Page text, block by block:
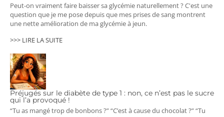
Peut-on vraiment faire baisser sa glycémie naturellement ? C'est une
question que je me pose depuis que mes prises de sang montrent
une nette amélioration de ma glycémie à jeun.
>>> LIRE LA SUITE
Préjugés sur le diabète de type 1 : non, ce n’est pas le sucre
qui l’a provoqué !
“Tu as mangé trop de bonbons ?” “C’est à cause du chocolat ?” “Tu